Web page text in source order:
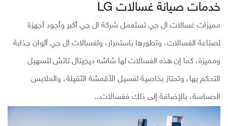
خدمات صيانة غسالات LG
مميزات غسالات ال جي تستعمل شركة ال جي أكبر وأجود أجهزة
لصناعة الغسالات، وتطورها باستمرار، ولغسالات ال جي ألوان جذابة
ومميزة، كما إن هذه الغسالات لها شاشه ديجيتال تاتش لتسهيل
التحكم بها، وتمتاز بخاصية لغسيل الأقمشة الثقيلة، والملابس
الحساسة، بالإضافة إلى ذلك فغسالات...